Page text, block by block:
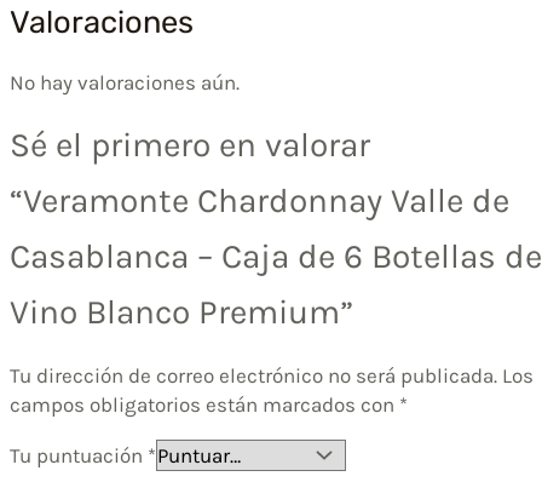
Valoraciones
No hay valoraciones aún.
Sé el primero en valorar
“Veramonte Chardonnay Valle de
Casablanca – Caja de 6 Botellas de
Vino Blanco Premium”
Tu dirección de correo electrónico no será publicada. Los
campos obligatorios están marcados con *
Tu puntuación *